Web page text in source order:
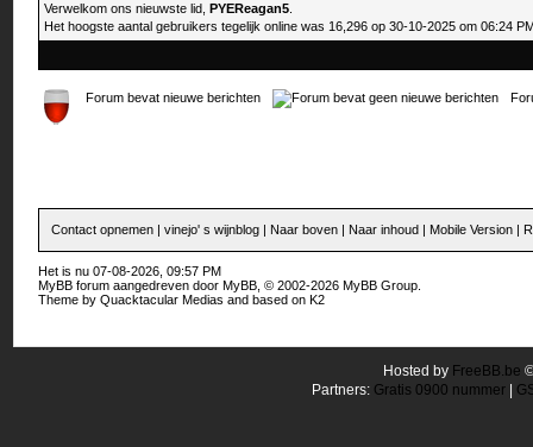
Verwelkom ons nieuwste lid,PYEReagan5
Het hoogste aantal gebruikers tegelijk online was 16,296 op 30-10-2025 om 06:24
Forum bevat nieuwe berichten
Contact opnemen |vinejo' s wijnblog | Naar boven | Naar inhoud | Mobile Version |
Het is nu 07-08-2026, 09:57 PM
MyBB forum aangedreven doorMyBB , © 2002-2026MyBB Group
Theme byQuacktacular Medias and based onK2
Hosted by FreeBB.be
Partners: Gratis 0900 nummer|